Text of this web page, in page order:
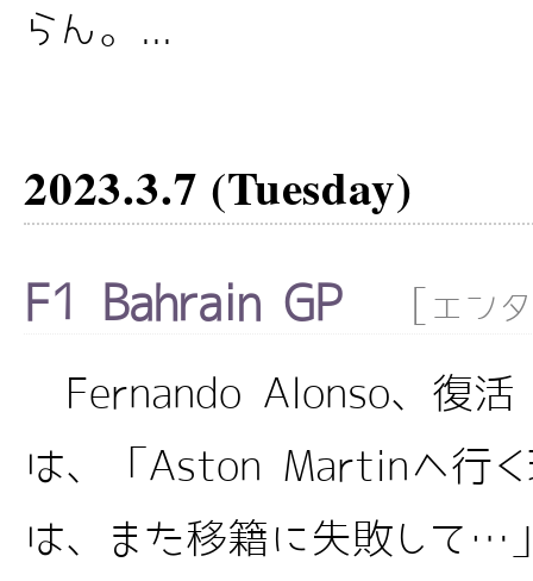
らん。...
2023.3.7 (Tuesday)
F1 Bahrain GP エン
Fernando Alonso、復活
は、「Aston Martinへ行
は、また移籍に失敗して…